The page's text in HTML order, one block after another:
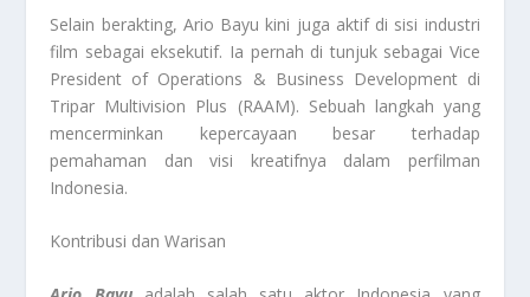
Selain berakting, Ario Bayu kini juga aktif di sisi industri
film sebagai eksekutif. Ia pernah di tunjuk sebagai Vice
President of Operations & Business Development di
Tripar Multivision Plus (RAAM). Sebuah langkah yang
mencerminkan kepercayaan besar terhadap
pemahaman dan visi kreatifnya dalam perfilman
Indonesia.
Kontribusi dan Warisan